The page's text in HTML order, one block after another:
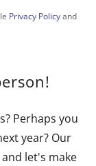
Privacy Policyand
Perhaps you
year? Our
let's make